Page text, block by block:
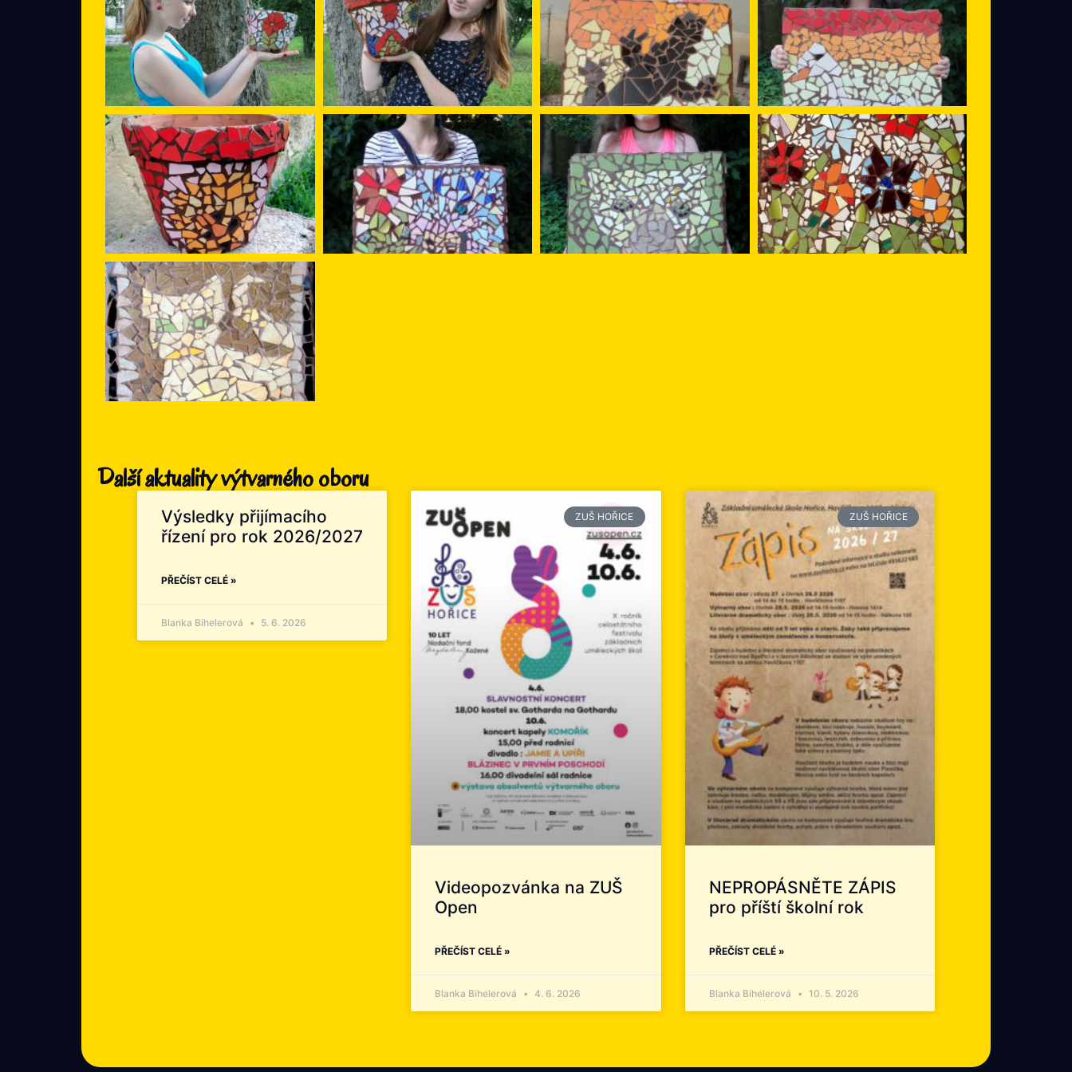
Další aktuality výtvarného oboru
Výsledky přijímacího
řízení pro rok 2026/2027
PŘEČÍST CELÉ »
Blanka Bihelerová 5. 6. 2026
ZUŠ HOŘICE
Videopozvánka na ZUŠ
Open
PŘEČÍST CELÉ »
Blanka Bihelerová 4. 6. 2026
ZUŠ HOŘICE
NEPROPÁSNĚTE ZÁPIS
pro příští školní rok
PŘEČÍST CELÉ »
Blanka Bihelerová 10. 5. 2026